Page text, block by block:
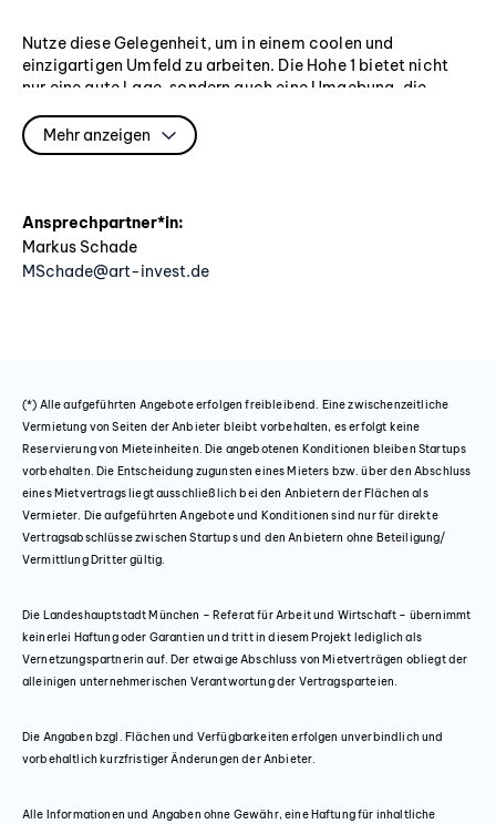
Nutze diese Gelegenheit, um in einem coolen und
einzigartigen Umfeld zu arbeiten. Die Hohe 1 bietet nicht
nur eine gute Lage, sondern auch eine Umgebung, die
inspirieren. Starte jetzt durch und miete deine Bürofläche in
der Hohen 1, wo kreatives Arbeiten auf einen
Miete: 11,50 €/qm - 14,50€/qm zzgl. NK
Anbieter
Art-Invest Real Estate Management GmbH & Co. KG
Cultural Fit
Startups, Scaleups
Tram 19, S-Bahn Leuchtenbergring
Mehr anzeigen
Ansprechpartner*in:
Markus Schade
MSchade@art-invest.de
(*) Alle aufgeführten Angebote erfolgen freibleibend. Eine zwischenzeitliche
Vermietung von Seiten der Anbieter bleibt vorbehalten, es erfolgt keine
Reservierung von Mieteinheiten. Die angebotenen Konditionen bleiben Startups
vorbehalten. Die Entscheidung zugunsten eines Mieters bzw. über den Abschluss
eines Mietvertrags liegt ausschließlich bei den Anbietern der Flächen als
Vermieter. Die aufgeführten Angebote und Konditionen sind nur für direkte
Vertragsabschlüsse zwischen Startups und den Anbietern ohne Beteiligung/
Vermittlung Dritter gültig.
Die Landeshauptstadt München – Referat für Arbeit und Wirtschaft – übernimmt
keinerlei Haftung oder Garantien und tritt in diesem Projekt lediglich als
Vernetzungspartnerin auf. Der etwaige Abschluss von Mietverträgen obliegt der
alleinigen unternehmerischen Verantwortung der Vertragsparteien.
Die Angaben bzgl. Flächen und Verfügbarkeiten erfolgen unverbindlich und
vorbehaltlich kurzfristiger Änderungen der Anbieter.
Alle Informationen und Angaben ohne Gewähr, eine Haftung für inhaltliche